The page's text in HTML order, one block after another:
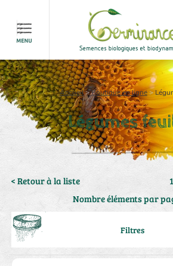
Accueil>Boutique en ligne>
Légumes
< Retour à la liste
Nombre éléments par
Filtres